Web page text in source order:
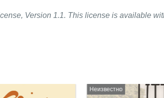
Version 1.1. This license is available
Неизвестно